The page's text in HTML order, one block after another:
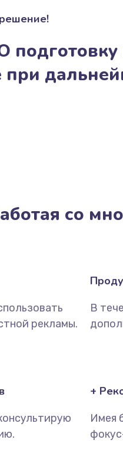
при
со
рекламы.
В
+
Имея